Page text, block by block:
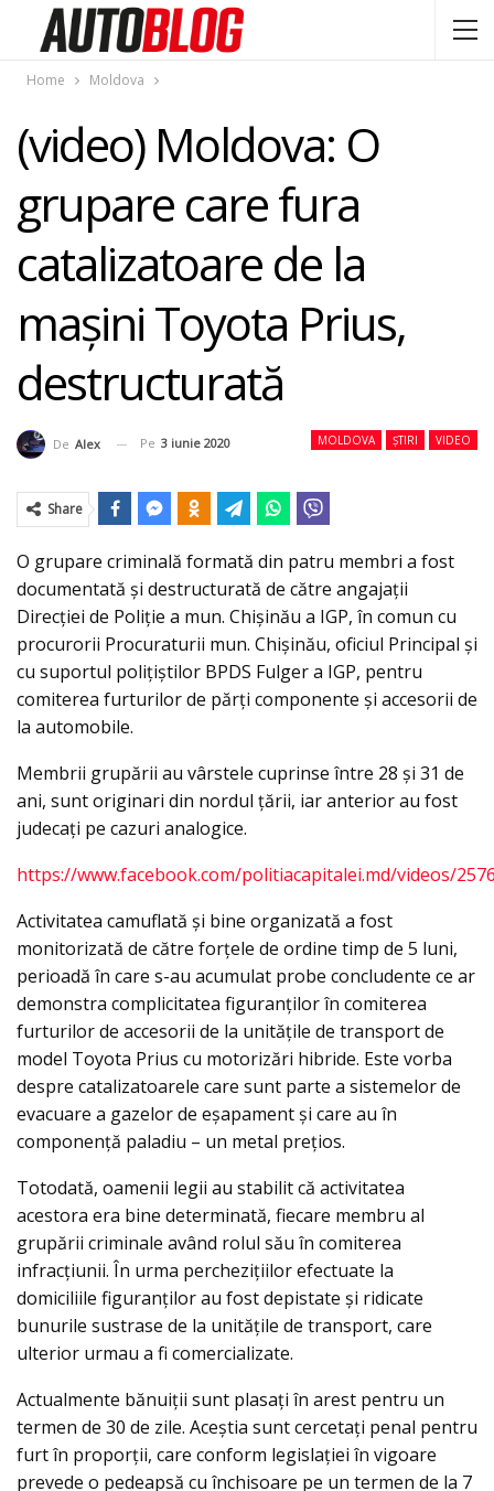
Home Moldova
(video) Moldova: O
grupare care fura
catalizatoare de la
maşini Toyota Prius,
destructurată
MOLDOVA ȘTIRI VIDEO
De Alex Pe 3 iunie 2020
Share
O grupare criminală formată din patru membri a fost
documentată și destructurată de către angajații
Direcției de Poliție a mun. Chișinău a IGP, în comun cu
procurorii Procuraturii mun. Chișinău, oficiul Principal și
cu suportul polițiștilor BPDS Fulger a IGP, pentru
comiterea furturilor de părţi componente şi accesorii de
la automobile.
Membrii grupării au vârstele cuprinse între 28 şi 31 de
ani, sunt originari din nordul țării, iar anterior au fost
judecați pe cazuri analogice.
https://www.facebook.com/politiacapitalei.md/videos/
Activitatea camuflată şi bine organizată a fost
monitorizată de către forțele de ordine timp de 5 luni,
perioadă în care s-au acumulat probe concludente ce ar
demonstra complicitatea figuranților în comiterea
furturilor de accesorii de la unitățile de transport de
model Toyota Prius cu motorizări hibride. Este vorba
despre catalizatoarele care sunt parte a sistemelor de
evacuare a gazelor de eşapament şi care au în
componență paladiu – un metal prețios.
Totodată, oamenii legii au stabilit că activitatea
acestora era bine determinată, fiecare membru al
grupării criminale având rolul său în comiterea
infracțiunii. În urma perchezițiilor efectuate la
domiciliile figuranților au fost depistate și ridicate
bunurile sustrase de la unitățile de transport, care
ulterior urmau a fi comercializate.
Actualmente bănuiții sunt plasați în arest pentru un
termen de 30 de zile. Aceștia sunt cercetați penal pentru
furt în proporții, care conform legislației în vigoare
prevede o pedeapsă cu închisoare pe un termen de la 7